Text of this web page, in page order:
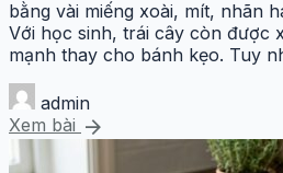
bằng vài miếng xoài, mít, nhãn
Với học sinh, trái cây còn được
mạnh thay cho bánh kẹo. Tuy
admin
Xem bài arrow_forward